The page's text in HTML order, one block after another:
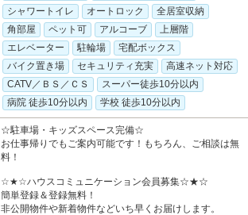
シャワートイレ
オートロック
全居室収納
角部屋
ペット可 アルコーブ
上層階
エレベーター
駐輪場
宅配ボックス
バイク置き場
セキュリティ充実
高速ネット対応
CATV／ＢＳ／ＣＳ
スーパー徒歩10分以内
病院 徒歩10分以内
学校 徒歩10分以内
☆駐車場・キッズスペース完備☆
お仕事帰りでもご案内可能です！もちろん、ご相談は無
料！
☆★☆ハウスコミュニケーション会員募集☆★☆
簡単登録＆登録無料！
非公開物件や新着物件などいち早くお届けします。